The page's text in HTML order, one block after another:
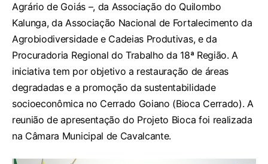
Agrário de Goiás –, da Associação do Quilombo
Kalunga, da Associação Nacional de Fortalecimento da
Agrobiodiversidade e Cadeias Produtivas, e da
Procuradoria Regional do Trabalho da 18ª Região. A
iniciativa tem por objetivo a restauração de áreas
degradadas e a promoção da sustentabilidade
socioeconômica no Cerrado Goiano (Bioca Cerrado). A
reunião de apresentação do Projeto Bioca foi realizada
na Câmara Municipal de Cavalcante.